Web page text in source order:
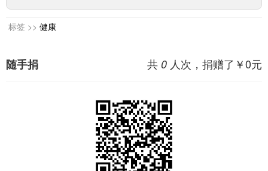
标签 >> 健康
共 0 人次，捐赠了￥0元
随手捐